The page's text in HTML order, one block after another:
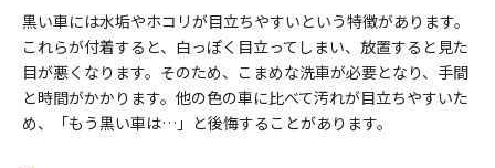
黒い車には水垢やホコリが目立ちやすいという特徴があります。
これらが付着すると、白っぽく目立ってしまい、放置すると見た
目が悪くなります。そのため、こまめな洗車が必要となり、手間
と時間がかかります。他の色の車に比べて汚れが目立ちやすいた
め、「もう黒い車は…」と後悔することがあります。